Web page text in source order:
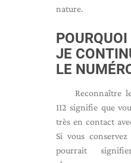
nature.
JE
LE
Reconnaître
112 signifie que
très en contact
Si vous
pourrait